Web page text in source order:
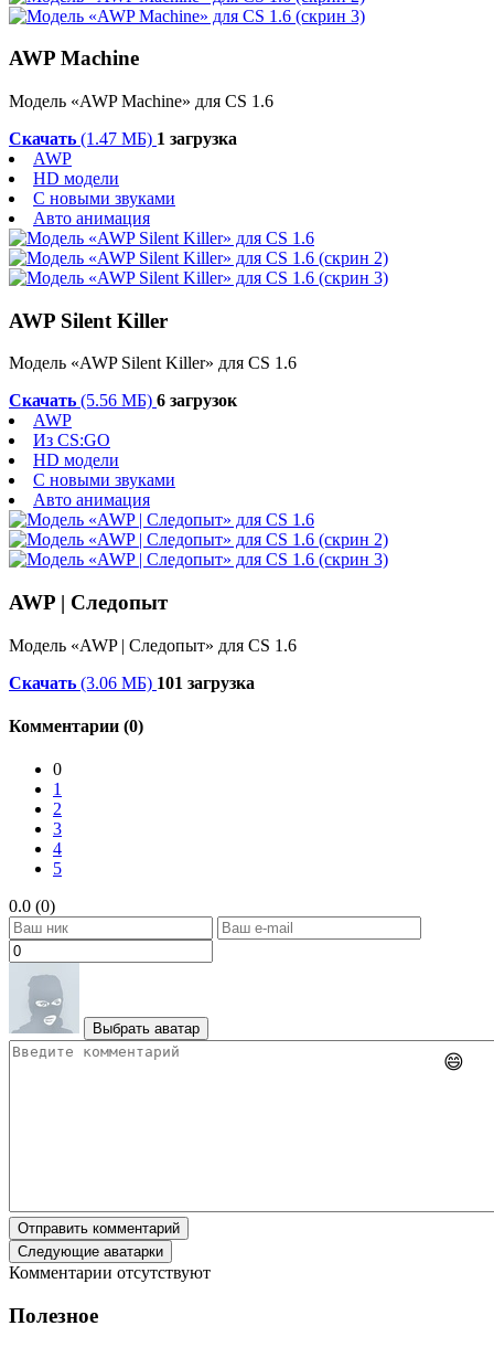
AWP Machine
Модель «AWP Machine» для CS 1.6
Скачать (1.47 МБ) 1 загрузка
AWP
HD модели
С новыми звуками
Авто анимация
AWP Silent Killer
Модель «AWP Silent Killer» для CS 1.6
Скачать (5.56 МБ) 6 загрузок
AWP
Из CS:GO
HD модели
С новыми звуками
Авто анимация
AWP | Следопыт
Модель «AWP | Следопыт» для CS 1.6
Скачать (3.06 МБ) 101 загрузка
Комментарии (0)
0
1
2
3
4
5
0.0 (0)
Выбрать аватар
😄
Отправить комментарий
Следующие аватарки
Комментарии отсутствуют
Полезное